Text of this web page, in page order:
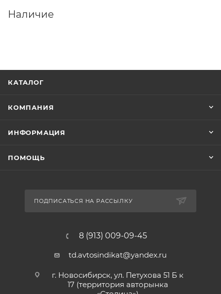
Наличие
КАТАЛОГ
КОМПАНИЯ
ИНФОРМАЦИЯ
ПОМОЩЬ
ПОДПИСАТЬСЯ НА РАССЫЛКУ
8 (913) 009-09-45
td.avtosindikat@yandex.ru
г. Новосибирск, ул. Петухова 51 Б к
17 (территория авторынка